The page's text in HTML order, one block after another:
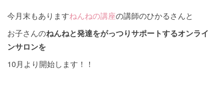
今月末もありますねんねの講座の講師のひかるさんと
お子さんのねんねと発達をがっつりサポートするオンライ
ンサロンを
10月より開始します！！